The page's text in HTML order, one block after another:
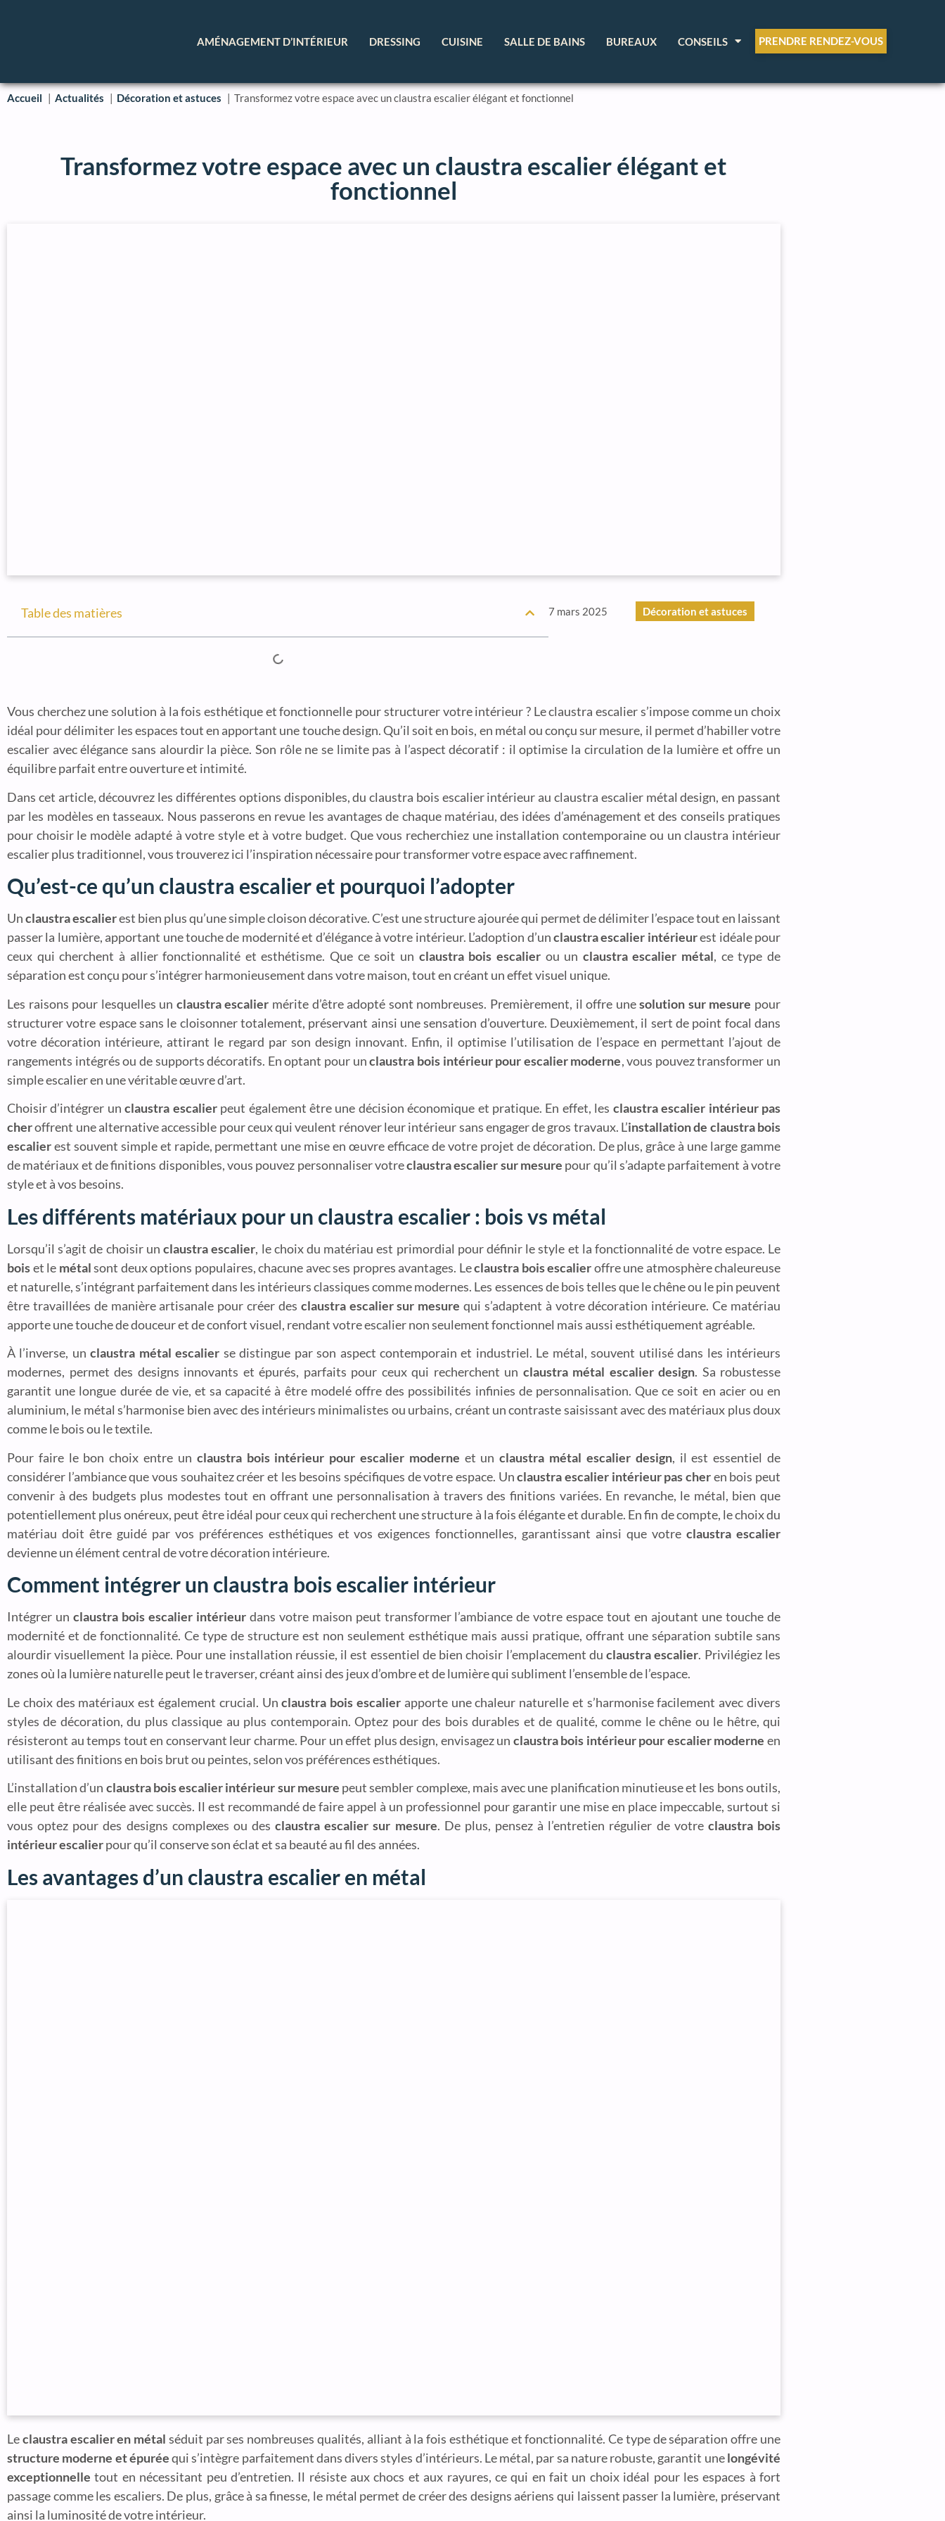
AMÉNAGEMENT D’INTÉRIEUR DRESSING CUISINE SALLE DE BAINS BUREAUX CONSEILS PRENDRE RENDEZ-VOUS
Accueil Actualités Décoration et astuces Transformez votre espace avec un claustra escalier élégant et fonctionnel
Transformez votre espace avec un claustra escalier élégant et
fonctionnel
Table des matières 7 mars 2025 Décoration et astuces
Vous cherchez une solution à la fois esthétique et fonctionnelle pour structurer votre intérieur ? Le claustra escalier s’impose comme un choix
idéal pour délimiter les espaces tout en apportant une touche design. Qu’il soit en bois, en métal ou conçu sur mesure, il permet d’habiller votre
escalier avec élégance sans alourdir la pièce. Son rôle ne se limite pas à l’aspect décoratif : il optimise la circulation de la lumière et offre un
équilibre parfait entre ouverture et intimité.
Dans cet article, découvrez les différentes options disponibles, du claustra bois escalier intérieur au claustra escalier métal design, en passant
par les modèles en tasseaux. Nous passerons en revue les avantages de chaque matériau, des idées d’aménagement et des conseils pratiques
pour choisir le modèle adapté à votre style et à votre budget. Que vous recherchiez une installation contemporaine ou un claustra intérieur
escalier plus traditionnel, vous trouverez ici l’inspiration nécessaire pour transformer votre espace avec raffinement.
Qu’est-ce qu’un claustra escalier et pourquoi l’adopter
Unclaustra escalierest bien plus qu’une simple cloison décorative. C’est une structure ajourée qui permet de délimiter l’espace tout en laissant
passer la lumière, apportant une touche de modernité et d’élégance à votre intérieur. L’adoption d’unclaustra escalier intérieurest idéale pour
ceux qui cherchent à allier fonctionnalité et esthétisme. Que ce soit un claustra bois escalierou un claustra escalier métal, ce type de
séparation est conçu pour s’intégrer harmonieusement dans votre maison, tout en créant un effet visuel unique.
Les raisons pour lesquelles un claustra escalier mérite d’être adopté sont nombreuses. Premièrement, il offre unesolution sur mesure pour
structurer votre espace sans le cloisonner totalement, préservant ainsi une sensation d’ouverture. Deuxièmement, il sert de point focal dans
votre décoration intérieure, attirant le regard par son design innovant. Enfin, il optimise l’utilisation de l’espace en permettant l’ajout de
rangements intégrés ou de supports décoratifs. En optant pour unclaustra bois intérieur pour escalier moderne, vous pouvez transformer un
simple escalier en une véritable œuvre d’art.
Choisir d’intégrer unclaustra escalierpeut également être une décision économique et pratique. En effet, les claustra escalier intérieur pas
cheroffrent une alternative accessible pour ceux qui veulent rénover leur intérieur sans engager de gros travaux. L’installation de claustra bois
escalierest souvent simple et rapide, permettant une mise en œuvre efficace de votre projet de décoration. De plus, grâce à une large gamme
de matériaux et de finitions disponibles, vous pouvez personnaliser votreclaustra escalier sur mesure pour qu’il s’adapte parfaitement à votre
style et à vos besoins.
Les différents matériaux pour un claustra escalier : bois vs métal
Lorsqu’il s’agit de choisir unclaustra escalier, le choix du matériau est primordial pour définir le style et la fonctionnalité de votre espace. Le
boiset le métalsont deux options populaires, chacune avec ses propres avantages. Leclaustra bois escalieroffre une atmosphère chaleureuse
et naturelle, s’intégrant parfaitement dans les intérieurs classiques comme modernes. Les essences de bois telles que le chêne ou le pin peuvent
être travaillées de manière artisanale pour créer des claustra escalier sur mesure qui s’adaptent à votre décoration intérieure. Ce matériau
apporte une touche de douceur et de confort visuel, rendant votre escalier non seulement fonctionnel mais aussi esthétiquement agréable.
À l’inverse, unclaustra métal escalier se distingue par son aspect contemporain et industriel. Le métal, souvent utilisé dans les intérieurs
modernes, permet des designs innovants et épurés, parfaits pour ceux qui recherchent un claustra métal escalier design. Sa robustesse
garantit une longue durée de vie, et sa capacité à être modelé offre des possibilités infinies de personnalisation. Que ce soit en acier ou en
aluminium, le métal s’harmonise bien avec des intérieurs minimalistes ou urbains, créant un contraste saisissant avec des matériaux plus doux
comme le bois ou le textile.
Pour faire le bon choix entre un claustra bois intérieur pour escalier moderne et unclaustra métal escalier design, il est essentiel de
considérer l’ambiance que vous souhaitez créer et les besoins spécifiques de votre espace. Unclaustra escalier intérieur pas cheren bois peut
convenir à des budgets plus modestes tout en offrant une personnalisation à travers des finitions variées. En revanche, le métal, bien que
potentiellement plus onéreux, peut être idéal pour ceux qui recherchent une structure à la fois élégante et durable. En fin de compte, le choix du
matériau doit être guidé par vos préférences esthétiques et vos exigences fonctionnelles, garantissant ainsi que votreclaustra escalier
devienne un élément central de votre décoration intérieure.
Comment intégrer un claustra bois escalier intérieur
Intégrer un claustra bois escalier intérieurdans votre maison peut transformer l’ambiance de votre espace tout en ajoutant une touche de
modernité et de fonctionnalité. Ce type de structure est non seulement esthétique mais aussi pratique, offrant une séparation subtile sans
alourdir visuellement la pièce. Pour une installation réussie, il est essentiel de bien choisir l’emplacement duclaustra escalier. Privilégiez les
zones où la lumière naturelle peut le traverser, créant ainsi des jeux d’ombre et de lumière qui subliment l’ensemble de l’espace.
Le choix des matériaux est également crucial. Unclaustra bois escalierapporte une chaleur naturelle et s’harmonise facilement avec divers
styles de décoration, du plus classique au plus contemporain. Optez pour des bois durables et de qualité, comme le chêne ou le hêtre, qui
résisteront au temps tout en conservant leur charme. Pour un effet plus design, envisagez un claustra bois intérieur pour escalier moderne en
utilisant des finitions en bois brut ou peintes, selon vos préférences esthétiques.
L’installation d’un claustra bois escalier intérieur sur mesure peut sembler complexe, mais avec une planification minutieuse et les bons outils,
elle peut être réalisée avec succès. Il est recommandé de faire appel à un professionnel pour garantir une mise en place impeccable, surtout si
vous optez pour des designs complexes ou desclaustra escalier sur mesure. De plus, pensez à l’entretien régulier de votre claustra bois
intérieur escalierpour qu’il conserve son éclat et sa beauté au fil des années.
Les avantages d’un claustra escalier en métal
Leclaustra escalier en métal séduit par ses nombreuses qualités, alliant à la fois esthétique et fonctionnalité. Ce type de séparation offre une
structure moderne et épuréequi s’intègre parfaitement dans divers styles d’intérieurs. Le métal, par sa nature robuste, garantit unelongévité
exceptionnelle tout en nécessitant peu d’entretien. Il résiste aux chocs et aux rayures, ce qui en fait un choix idéal pour les espaces à fort
passage comme les escaliers. De plus, grâce à sa finesse, le métal permet de créer des designs aériens qui laissent passer la lumière, préservant
ainsi la luminosité de votre intérieur.